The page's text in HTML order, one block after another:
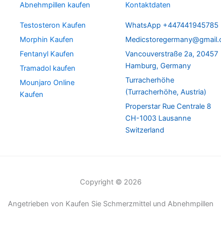
Abnehmpillen kaufen
Testosteron Kaufen
Morphin Kaufen
Fentanyl Kaufen
Tramadol kaufen
Mounjaro Online
Kaufen
Kontaktdaten
WhatsApp +447441945785
Vancouverstraße 2a, 20457
Hamburg, Germany
Turracherhöhe
(Turracherhöhe, Austria)
Properstar Rue Centrale 8
CH-1003 Lausanne
Switzerland
Copyright © 2026
Angetrieben von Kaufen Sie Schmerzmittel und Abnehmpillen